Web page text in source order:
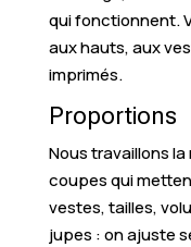
qui fonctionnent.
aux hauts, aux
imprimés.
Proportions
Nous travaillons
coupes qui
vestes, tailles,
jupes : on ajuste